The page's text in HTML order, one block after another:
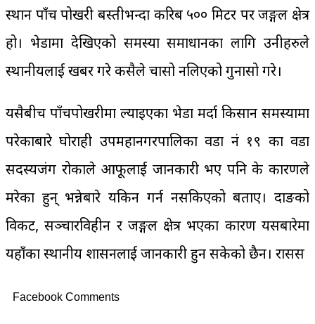
स्थान पाँच पोखरी बस्तीभन्दा करिब ५०० मिटर पर जङ्गल क्षेत्र
हो। भेडामा देखिएको समस्या समाधानका लागि उनीहरुले
स्थानीयलाई खबर गरे कसैले चासो नलिएको गुनासो गरे।
यसैबीच पाँचपोखरीमा ल्याइएका भेडा मर्दा किसान समस्यामा
परेकाबारे घोराही उपमहानगरपालिका वडा नं १९ का वडा
सदस्यजंग रोकाले आफूलाई जानकारी भए पनि के कारणले
मरेका हुन् भन्नेबारे यकिन गर्न नसकिएको बताए। दाङको
विकट, सञ्चारविहीन र जङ्गल क्षेत्र भएका कारण यसबारेमा
यहाँका स्थानीय प्रशासनलाई जानकारी हुन सकेको छैन। रासस
Facebook Comments